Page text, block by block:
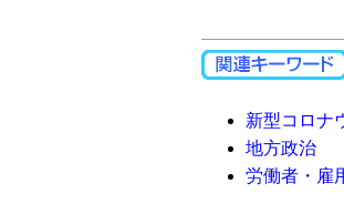
新型コロナ
地方政治
労働者・雇